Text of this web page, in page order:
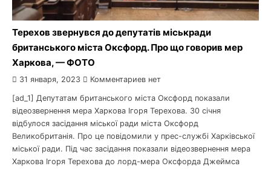
Терехов звернувся до депутатів міськради
британського міста Оксфорд. Про що говорив мер
Харкова, — ФОТО
31 января, 2023 Комментариев нет
[ad_1] Депутатам британського міста Оксфорд показали
відеозвернення мера Харкова Ігоря Терехова. 30 січня
відбулося засідання міської ради міста Оксфорд
Великобританія. Про це повідомили у прес-службі Харківської
міської ради. Під час засідання показали відеозвернення мера
Харкова Ігоря Терехова до лорд-мера Оксфорда Джеймса